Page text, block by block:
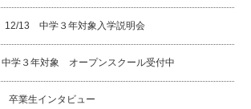
12/13 中学３年対象入学説明会
中学３年対象 オープンスクール受付中
卒業生インタビュー